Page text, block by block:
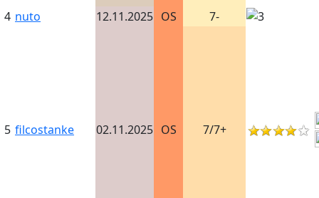
4 nuto 12.11.2025 OS 7-
5 filcostanke 02.11.2025 OS 7/7+